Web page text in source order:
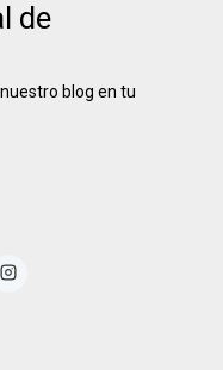
de
blog en tu